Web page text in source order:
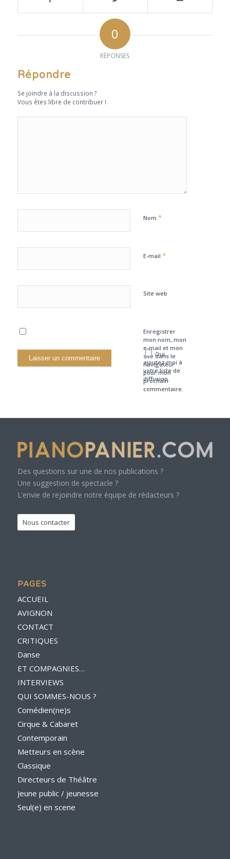
0
RÉPONSES
Répondre
Se joindre à la discussion ?
Vous êtes libre de contribuer !
Nom *
E-mail *
Site web
Enregistrer
mon nom, mon
e-mail et mon
site dans le
navigateur
pour mon
prochain
commentaire.
Oui,
ajoutez-moi à
votre liste de
diffusion.
Des questions sur une de nos publications ?
Une suggestion de spectacle ?
L’envie de rejoindre notre équipe de rédacteurs ?
Nous contacter
PAGES
ACCUEIL
AVIGNON
CONTACT
CRITIQUES
Danse
ET COMPAGNIES…
INTERVIEWS
QUI SOMMES-NOUS ?
Comédien(ne)s
Cirque & Cabaret
Contemporain
Metteurs en scène
Classique
Directeurs de Théâtre
Jeune public / jeunesse
Seul(e) en scene